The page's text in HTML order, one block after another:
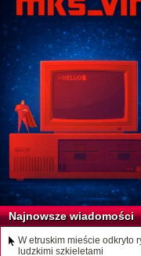
Najnowsze wiadomości
W etruskim mieście odkryto
ludzkimi szkieletami